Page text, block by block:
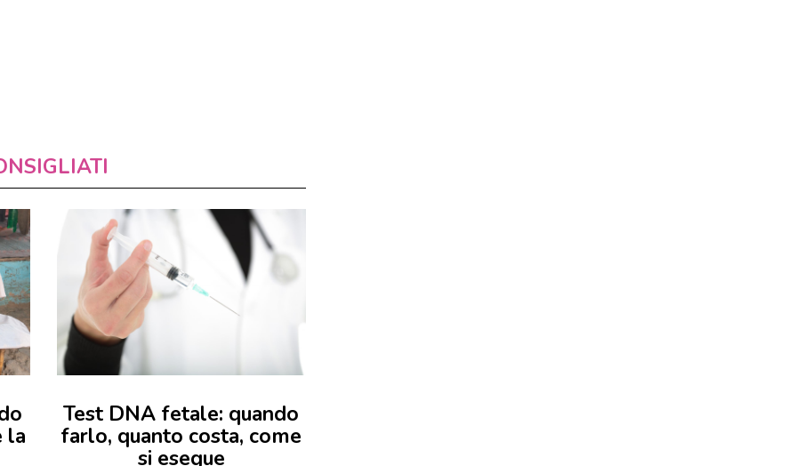
la
Test DNA fetale: quando
farlo, quanto costa, come
si esegue